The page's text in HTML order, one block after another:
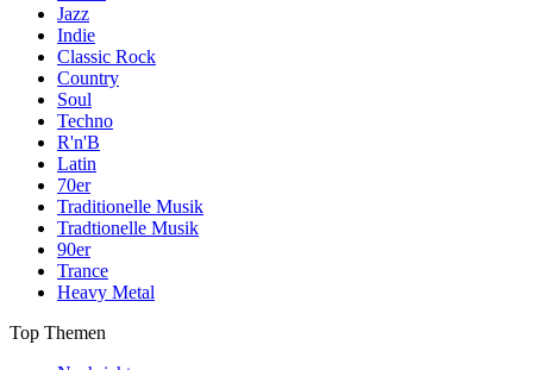
Jazz
Indie
Classic Rock
Country
Soul
Techno
R'n'B
Latin
70er
Traditionelle Musik
Tradtionelle Musik
90er
Trance
Heavy Metal
Top Themen